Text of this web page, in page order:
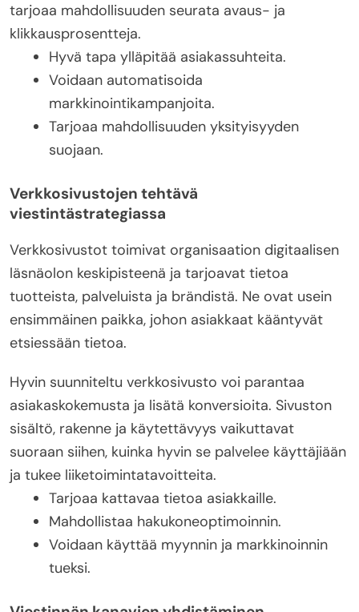
tarjoaa mahdollisuuden seurata avaus- ja
klikkausprosentteja.
Hyvä tapa ylläpitää asiakassuhteita.
Voidaan automatisoida
markkinointikampanjoita.
Tarjoaa mahdollisuuden yksityisyyden
suojaan.
Verkkosivustojen tehtävä
viestintästrategiassa
Verkkosivustot toimivat organisaation digitaalisen
läsnäolon keskipisteenä ja tarjoavat tietoa
tuotteista, palveluista ja brändistä. Ne ovat usein
ensimmäinen paikka, johon asiakkaat kääntyvät
etsiessään tietoa.
Hyvin suunniteltu verkkosivusto voi parantaa
asiakaskokemusta ja lisätä konversioita. Sivuston
sisältö, rakenne ja käytettävyys vaikuttavat
suoraan siihen, kuinka hyvin se palvelee käyttäjiään
ja tukee liiketoimintatavoitteita.
Tarjoaa kattavaa tietoa asiakkaille.
Mahdollistaa hakukoneoptimoinnin.
Voidaan käyttää myynnin ja markkinoinnin
tueksi.